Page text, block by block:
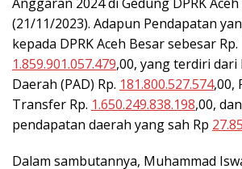
(21/11/2023). Adapun Pendapatan
kepada DPRK Aceh Besar sebesar Rp.
1.859.901.057.479,00, yang terdiri dari
Daerah (PAD) Rp. 181.800.527.574,00,
Transfer Rp. 1.650.249.838.198,00,
pendapatan daerah yang sah Rp
Dalam sambutannya, Muhammad